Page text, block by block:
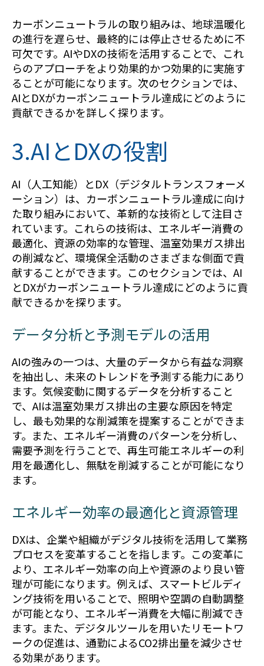
カーボンニュートラルの取り組みは、地球温暖化
の進行を遅らせ、最終的には停止させるために不
可欠です。AIやDXの技術を活用することで、これ
らのアプローチをより効果的かつ効果的に実施す
ることが可能になります。次のセクションでは、
AIとDXがカーボンニュートラル達成にどのように
貢献できるかを詳しく探ります。
3.AIとDXの役割
AI（人工知能）とDX（デジタルトランスフォーメ
ーション）は、カーボンニュートラル達成に向け
た取り組みにおいて、革新的な技術として注目さ
れています。これらの技術は、エネルギー消費の
最適化、資源の効率的な管理、温室効果ガス排出
の削減など、環境保全活動のさまざまな側面で貢
献することができます。このセクションでは、AI
とDXがカーボンニュートラル達成にどのように貢
献できるかを探ります。
データ分析と予測モデルの活用
AIの強みの一つは、大量のデータから有益な洞察
を抽出し、未来のトレンドを予測する能力にあり
ます。気候変動に関するデータを分析すること
で、AIは温室効果ガス排出の主要な原因を特定
し、最も効果的な削減策を提案することができま
す。また、エネルギー消費のパターンを分析し、
需要予測を行うことで、再生可能エネルギーの利
用を最適化し、無駄を削減することが可能になり
ます。
エネルギー効率の最適化と資源管理
DXは、企業や組織がデジタル技術を活用して業務
プロセスを変革することを指します。この変革に
より、エネルギー効率の向上や資源のより良い管
理が可能になります。例えば、スマートビルディ
ング技術を用いることで、照明や空調の自動調整
が可能となり、エネルギー消費を大幅に削減でき
ます。また、デジタルツールを用いたリモートワ
ークの促進は、通勤によるCO2排出量を減少させ
る効果があります。